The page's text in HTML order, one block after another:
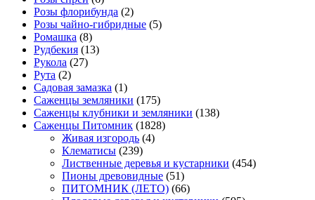
Розы флорибунда (2)
Розы чайно-гибридные (5)
Ромашка (8)
Рудбекия (13)
Рукола (27)
Рута (2)
Садовая замазка (1)
Саженцы земляники (175)
Саженцы клубники и земляники (138)
Саженцы Питомник (1828)
Живая изгородь (4)
Клематисы (239)
Лиственные деревья и кустарники (454)
Пионы древовидные (51)
ПИТОМНИК (ЛЕТО) (66)